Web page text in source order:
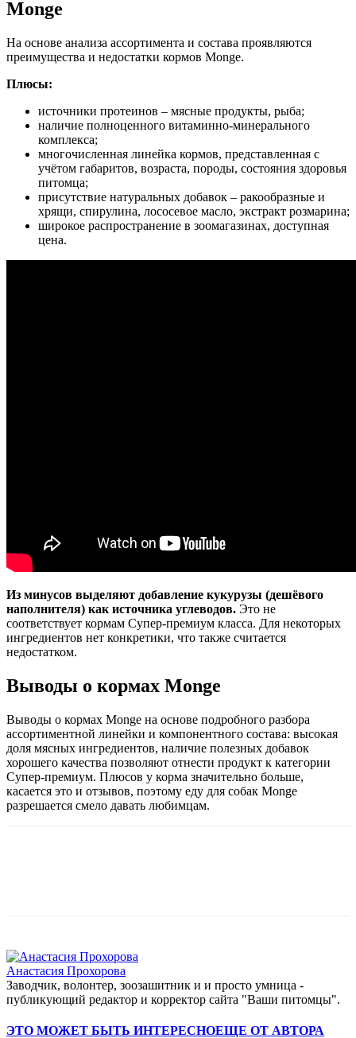
Monge
На основе анализа ассортимента и состава проявляются
преимущества и недостатки кормов Monge.
Плюсы:
источники протеинов – мясные продукты, рыба;
наличие полноценного витаминно-минерального
комплекса;
многочисленная линейка кормов, представленная с
учётом габаритов, возраста, породы, состояния здоровья
питомца;
присутствие натуральных добавок – ракообразные и
хрящи, спирулина, лососевое масло, экстракт розмарина;
широкое распространение в зоомагазинах, доступная
цена.
Из минусов выделяют добавление кукурузы (дешёвого
наполнителя) как источника углеводов. Это не
соответствует кормам Супер-премиум класса. Для некоторых
ингредиентов нет конкретики, что также считается
недостатком.
Выводы о кормах Monge
Выводы о кормах Monge на основе подробного разбора
ассортиментной линейки и компонентного состава: высокая
доля мясных ингредиентов, наличие полезных добавок
хорошего качества позволяют отнести продукт к категории
Супер-премиум. Плюсов у корма значительно больше,
касается это и отзывов, поэтому еду для собак Monge
разрешается смело давать любимцам.
Анастасия Прохорова
Заводчик, волонтер, зоозашитник и и просто умница -
публикующий редактор и корректор сайта "Ваши питомцы".
ЭТО МОЖЕТ БЫТЬ ИНТЕРЕСНОЕЩЕ ОТ АВТОРА